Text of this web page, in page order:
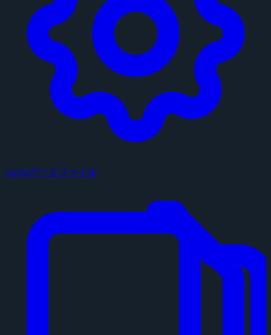
configデータファイル